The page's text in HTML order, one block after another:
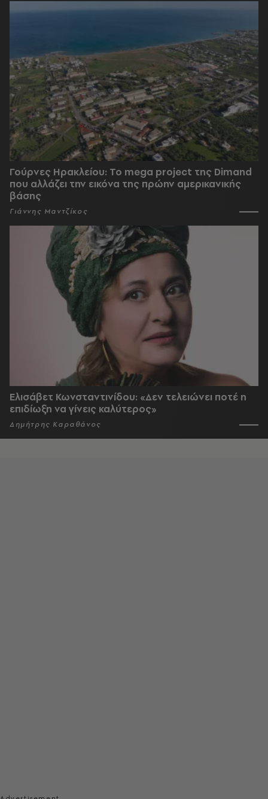
Γούρνες Ηρακλείου: To mega project της Dimand
που αλλάζει την εικόνα της πρώην αμερικανικής
βάσης
Γιάννης Μαντζίκος
Ελισάβετ Κωνσταντινίδου: «Δεν τελειώνει ποτέ η
επιδίωξη να γίνεις καλύτερος»
Δημήτρης Καραθάνος